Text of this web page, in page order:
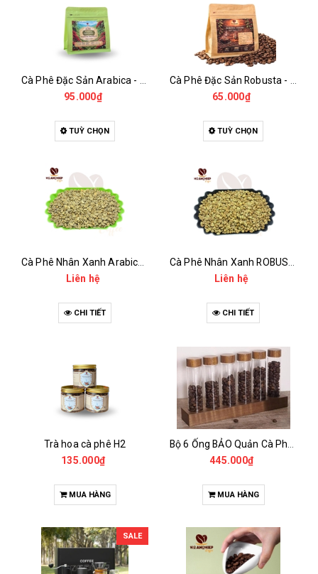
95.000₫
TUỲ CHỌN
65.000₫
TUỲ CHỌN
Liên hệ
CHI TIẾT
Liên hệ
CHI TIẾT
Trà hoa cà phê H2
135.000₫
MUA HÀNG
445.000₫
MUA HÀNG
SALE